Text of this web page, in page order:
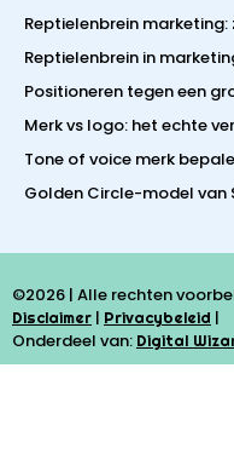
Reptielenbrein marketing:
Reptielenbrein in
Positioneren tegen een
Merk vs logo: het echte
Tone of voice merk
Golden Circle-model van
©2026 | Alle rechten
Disclaimer | Privacybeleid |
Onderdeel van: Digital